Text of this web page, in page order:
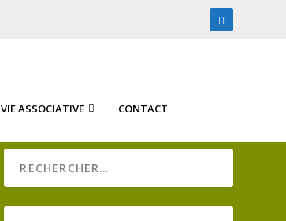
VIE ASSOCIATIVE CONTACT